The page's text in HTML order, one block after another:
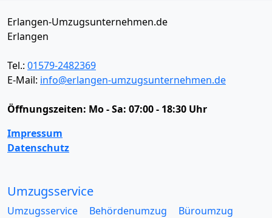
Erlangen-Umzugsunternehmen.de
Erlangen
Tel.: 01579-2482369
E-Mail: info@erlangen-umzugsunternehmen.de
Öffnungszeiten: Mo - Sa: 07:00 - 18:30 Uhr
Impressum
Datenschutz
Umzugsservice
Umzugsservice Behördenumzug
Büroumzug